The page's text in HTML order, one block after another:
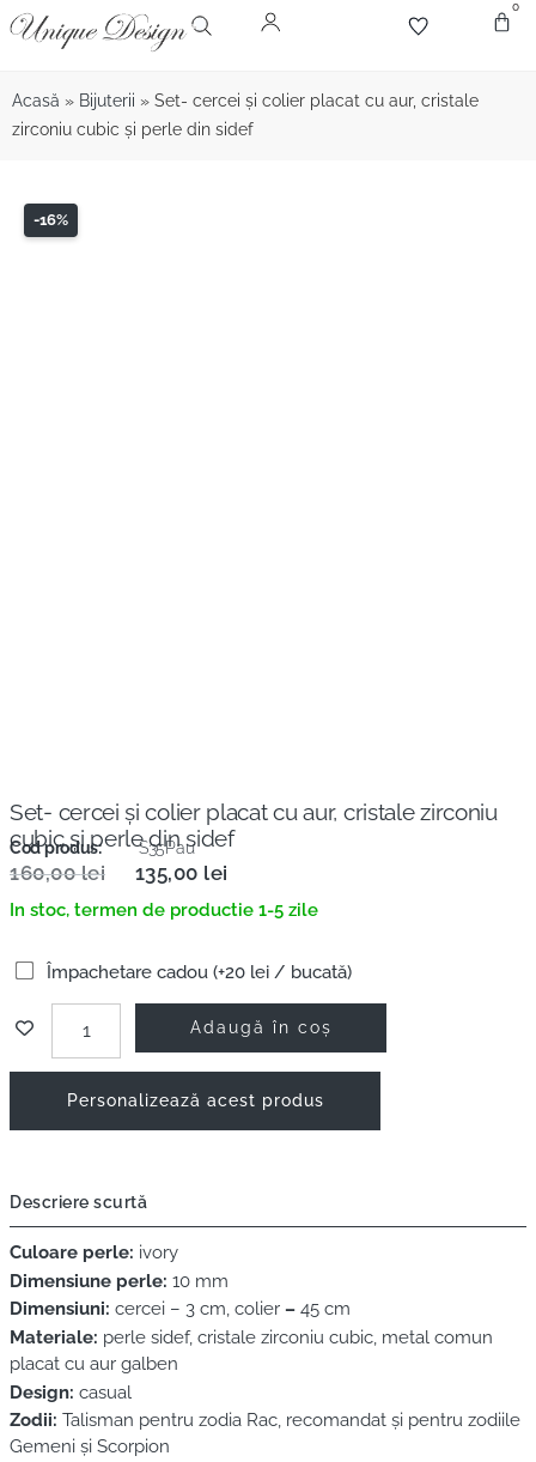
0
Acasă » Bijuterii » Set- cercei și colier placat cu aur, cristale
zirconiu cubic și perle din sidef
-16%
Set- cercei și colier placat cu aur, cristale zirconiu
cubic și perle din sidef
Cod produs: S35Pau
160,00lei 135,00 lei
In stoc, termen de productie 1-5 zile
Împachetare cadou (+20 lei / bucată)
Adaugă în coș
Personalizează acest produs
Descriere scurtă
Culoare perle: ivory
Dimensiune perle: 10 mm
Dimensiuni: cercei – 3 cm, colier – 45 cm
Materiale: perle sidef, cristale zirconiu cubic, metal comun
placat cu aur galben
Design: casual
Zodii: Talisman pentru zodia Rac, recomandat și pentru zodiile
Gemeni și Scorpion